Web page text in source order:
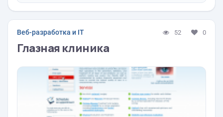
Веб-разработка и IT 52 0
Глазная клиника